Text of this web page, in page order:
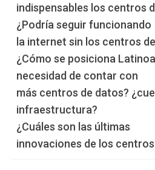
indispensables los centros
¿Podría seguir funcionando
la internet sin los centros
¿Cómo se posiciona
necesidad de contar con
más centros de datos?
infraestructura?
¿Cuáles son las últimas
innovaciones de los